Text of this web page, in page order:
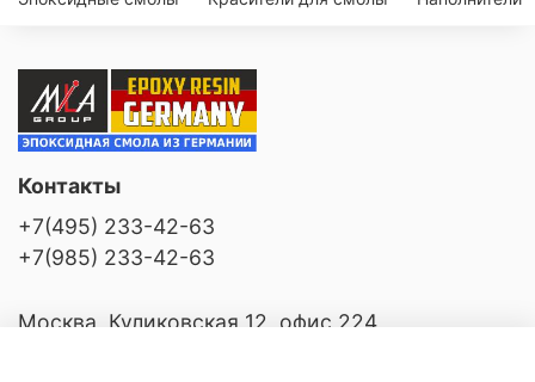
Контакты
+7(495) 233-42-63
+7(985) 233-42-63
Москва, Куликовская 12, офис 224